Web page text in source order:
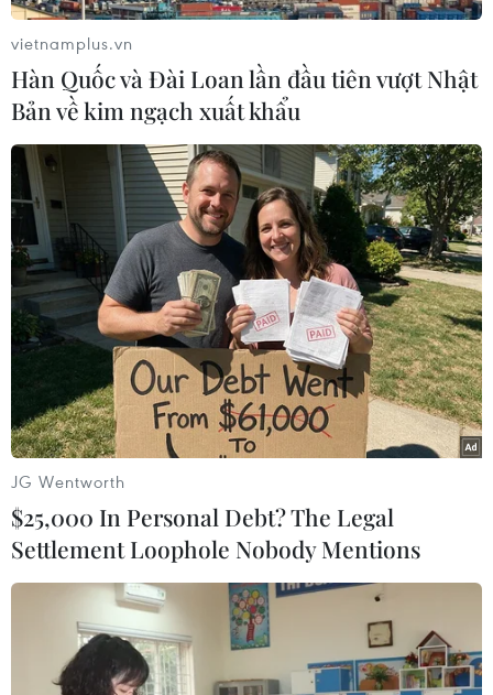
TIN LIÊN QUAN
Phẫn nộ với vụ chín đối tượng cưỡng dâm
một thiếu nữ 17 tuổi
20/02/2017 11:52
Ngày 20/2, Cảnh sát tỉnh Tây Java, Indonesia đã bắt
giữ 9 đối tượng cưỡng dâm thiếu nữ 17 tuổi tại ngôi
vietnamplus.vn
Hàn Quốc và Đài Loan lần đầu tiên vượt Nhật
Bản về kim ngạch xuất khẩu
JG Wentworth
$25,000 In Personal Debt? The Legal
Settlement Loophole Nobody Mentions